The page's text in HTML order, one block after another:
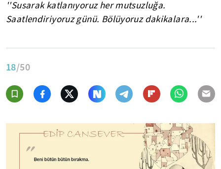
''Susarak katlanıyoruz her mutsuzluğa.
Saatlendiriyoruz günü. Bölüyoruz dakikalara...''
18/50